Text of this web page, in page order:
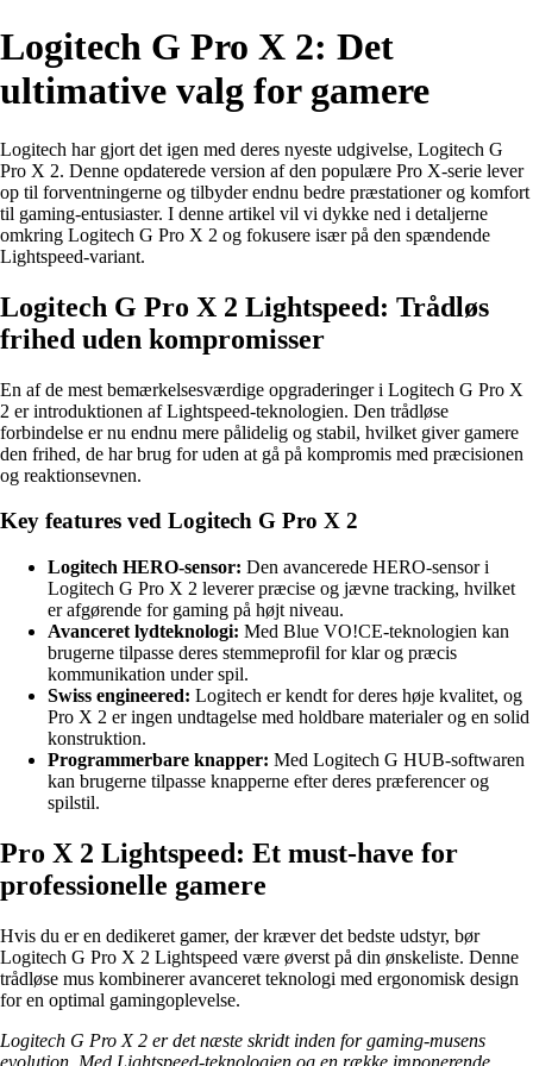
Logitech G Pro X 2: Det
ultimative valg for gamere
Logitech har gjort det igen med deres nyeste udgivelse, Logitech G
Pro X 2. Denne opdaterede version af den populære Pro X-serie lever
op til forventningerne og tilbyder endnu bedre præstationer og komfort
til gaming-entusiaster. I denne artikel vil vi dykke ned i detaljerne
omkring Logitech G Pro X 2 og fokusere især på den spændende
Lightspeed-variant.
Logitech G Pro X 2 Lightspeed: Trådløs
frihed uden kompromisser
En af de mest bemærkelsesværdige opgraderinger i Logitech G Pro X
2 er introduktionen af Lightspeed-teknologien. Den trådløse
forbindelse er nu endnu mere pålidelig og stabil, hvilket giver gamere
den frihed, de har brug for uden at gå på kompromis med præcisionen
og reaktionsevnen.
Key features ved Logitech G Pro X 2
Logitech HERO-sensor: Den avancerede HERO-sensor i
Logitech G Pro X 2 leverer præcise og jævne tracking, hvilket
er afgørende for gaming på højt niveau.
Avanceret lydteknologi: Med Blue VO!CE-teknologien kan
brugerne tilpasse deres stemmeprofil for klar og præcis
kommunikation under spil.
Swiss engineered: Logitech er kendt for deres høje kvalitet, og
Pro X 2 er ingen undtagelse med holdbare materialer og en solid
konstruktion.
Programmerbare knapper: Med Logitech G HUB-softwaren
kan brugerne tilpasse knapperne efter deres præferencer og
spilstil.
Pro X 2 Lightspeed: Et must-have for
professionelle gamere
Hvis du er en dedikeret gamer, der kræver det bedste udstyr, bør
Logitech G Pro X 2 Lightspeed være øverst på din ønskeliste. Denne
trådløse mus kombinerer avanceret teknologi med ergonomisk design
for en optimal gamingoplevelse.
Logitech G Pro X 2 er det næste skridt inden for gaming-musens
evolution. Med Lightspeed-teknologien og en række imponerende